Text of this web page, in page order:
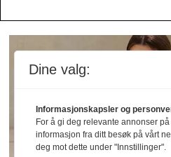
Dine valg:
Informasjonskapsler og
For å gi deg relevante annonser
informasjon fra ditt besøk på vårt
deg mot dette under "Innstillinger".